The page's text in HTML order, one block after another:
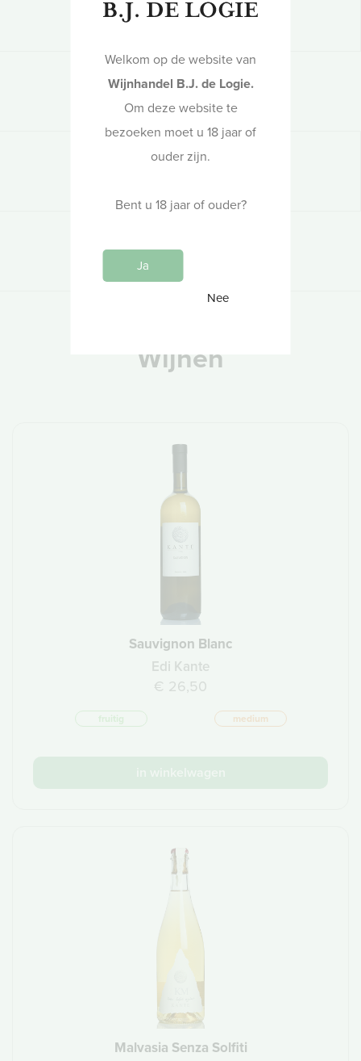
Gematigd continentaal
Hoogte
200-350 meter
Oppervlakte
Werkt zo natuurlijk mogelijk
Wijnen
Sauvignon Blanc
Edi Kante
€ 26,50
fruitig medium
Malvasia Senza Solfiti
Welkom op de website van
Wijnhandel B.J. de Logie.
Om deze website te
bezoeken moet u 18 jaar of
ouder zijn.
Bent u 18 jaar of ouder?
Ja
Nee